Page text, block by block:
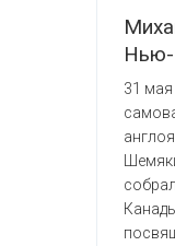
Нью-
31 мая